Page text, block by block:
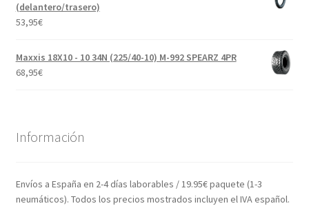
(delantero/trasero)
53,95€
Maxxis 18X10 - 10 34N (225/40-10) M-992 SPEARZ 4PR
68,95€
Información
Envíos a España en 2-4 días laborables / 19.95€ paquete (1-3
neumáticos). Todos los precios mostrados incluyen el IVA español.